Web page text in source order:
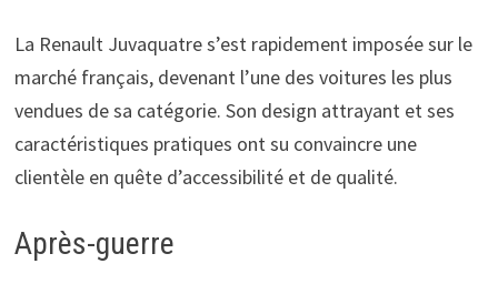
La Renault Juvaquatre s’est rapidement imposée sur le
marché français, devenant l’une des voitures les plus
vendues de sa catégorie. Son design attrayant et ses
caractéristiques pratiques ont su convaincre une
clientèle en quête d’accessibilité et de qualité.
Après-guerre